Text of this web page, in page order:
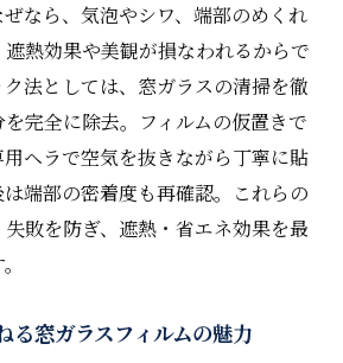
ィルム工房の利用者体験談を紹
ム 鹿児島の満足度と遮熱効果比
愛用される遮熱フィルムの理由
かる窓ガラスフィルムの選び方
ムで変わる暮らしの新常識
なら、気泡やシワ、端部のめくれ
熱効果や美観が損なわれるからで
法としては、窓ガラスの清掃を徹
完全に除去。フィルムの仮置きで
ヘラで空気を抜きながら丁寧に貼
端部の密着度も再確認。これらの
敗を防ぎ、遮熱・省エネ効果を最
る窓ガラスフィルムの魅力